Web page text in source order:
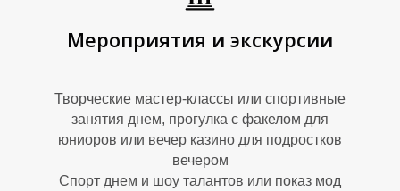
Мероприятия и экскурсии
Творческие мастер-классы или спортивные
занятия днем, прогулка с факелом для
юниоров или вечер казино для подростков
вечером
Спорт днем и шоу талантов или показ мод